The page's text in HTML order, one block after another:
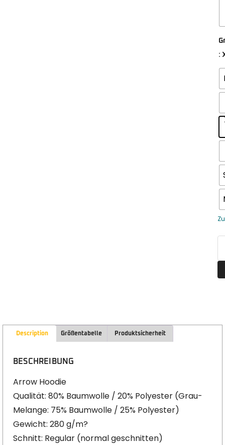
:
Description Größentabelle Produktsicherheit
BESCHREIBUNG
Arrow Hoodie
Qualität: 80% Baumwolle / 20% Polyester (Grau-
Melange: 75% Baumwolle / 25% Polyester)
Gewicht: 280 g/m?
Schnitt: Regular (normal geschnitten)